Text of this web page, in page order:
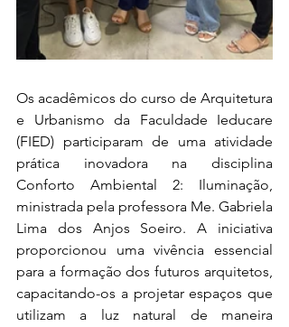
Os acadêmicos do curso de Arquitetura
e Urbanismo da Faculdade Ieducare
(FIED) participaram de uma atividade
prática inovadora na disciplina
Conforto Ambiental 2: Iluminação,
ministrada pela professora Me. Gabriela
Lima dos Anjos Soeiro. A iniciativa
proporcionou uma vivência essencial
para a formação dos futuros arquitetos,
capacitando-os a projetar espaços que
utilizam a luz natural de maneira